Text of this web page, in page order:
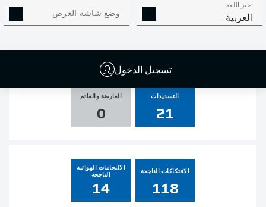
اختر اللغة
العربية وضع شاشة العرض
تسجيل الدخول
الأهداف صناعة الأهداف ركلات الجزاء
ركلات الجزاء
التسديدات
21
العارضة والقائم
0
الافتكاكات الناجحة
118
الالتحامات الهوائية
الناجحة
14